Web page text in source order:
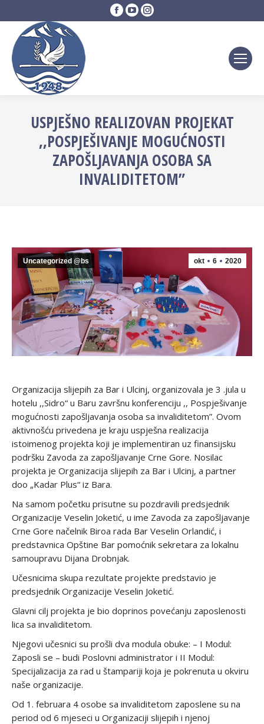
Facebook
page
YouTube
page
Instagram
page
USPJEŠNO REALIZOVAN PROJEKAT
,,POSPJEŠIVANJE MOGUĆNOSTI
ZAPOŠLJAVANJA OSOBA SA
INVALIDITETOM”
okt 6 2020
Uncategorized @bs
Organizacija slijepih za Bar i Ulcinj, organizovala je 3 .jula u
hotelu ,,Sidro“ u Baru završnu konferenciju ,, Pospješivanje
mogućnosti zapošljavanja osoba sa invaliditetom”. Ovom
aktivnošću privedena je kraju uspješna realizacija
istoimenog projekta koji je implementiran uz finansijsku
podršku Zavoda za zapošljavanje Crne Gore. Nosilac
projekta je Organizacija slijepih za Bar i Ulcinj, a partner
doo „Kadar Plus“ iz Bara.
Na samom početku prisutne su pozdravili predsjednik
Organizacije Veselin Joketić, u ime Zavoda za zapošljavanje
Crne Gore načelnik Biroa rada Bar Veselin Orlandić, i
predstavnica Opštine Bar pomoćnik sekretara za lokalnu
samoupravu Dijana Drobnjak.
Učesnicima skupa rezultate projekte predstavio je
predsjednik Organizacije Veselin Joketić.
Glavni cilj projekta je bio doprinos povećanju zaposlenosti
lica sa invaliditetom.
Njegovi učesnici su prošli dva modula obuke: – I Modul:
Zaposli se – budi Poslovni administrator i II Modul:
Specijalizacija za rad u štampariji koja je pokrenuta u okviru
naše organizacije.
Od 1. februara 4 osobe sa invaliditetom zaposlene su na
period od 6 mjeseci u Organizaciji slijepih i njenoj